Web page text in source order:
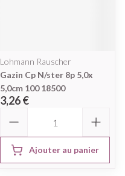
Lohmann Rauscher
Gazin Cp N/ster 8p 5,0x
5,0cm 100 18500
3,26 €
Ajouter au panier